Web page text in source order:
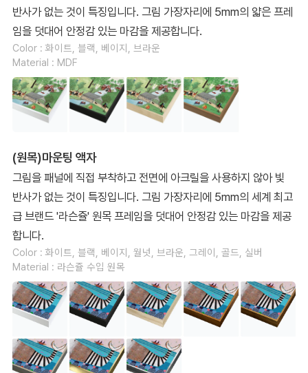
반사가 없는 것이 특징입니다. 그림 가장자리에 5mm의 얇은 프레
임을 덧대어 안정감 있는 마감을 제공합니다.
Color : 화이트, 블랙, 베이지, 브라운
Material : MDF
(원목)마운팅 액자
그림을 패널에 직접 부착하고 전면에 아크릴을 사용하지 않아 빛
반사가 없는 것이 특징입니다. 그림 가장자리에 5mm의 세계 최고
급 브랜드 '라슨쥴' 원목 프레임을 덧대어 안정감 있는 마감을 제공
합니다.
Color : 화이트, 블랙, 베이지, 월넛, 브라운, 그레이, 골드, 실버
Material : 라슨쥴 수입 원목